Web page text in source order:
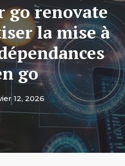
go renovate
la mise à
go
12, 2026